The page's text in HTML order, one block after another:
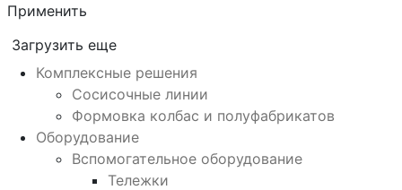
Применить
Загрузить еще
Комплексные решения
Сосисочные линии
Формовка колбас и полуфабрикатов
Оборудование
Вспомогательное оборудование
Тележки